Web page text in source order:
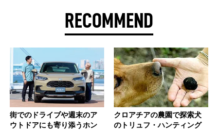
RECOMMEND
街でのドライブや週末のア
ウトドアにも寄り添うホン
クロアチアの農園で探索犬
のトリュフ・ハンティング